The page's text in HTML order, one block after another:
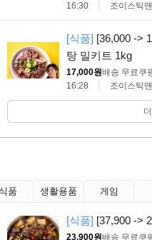
16:30
조이스틱맨
[식품] [36,000 ->
탕 밀키트 1kg
17,000원배송 무료쿠
16:28
조이스틱맨
품 생활용품 게임
[식품] [37,900 ->
23,900원배송 무료쿠